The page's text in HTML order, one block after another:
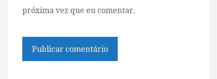
próxima vez que eu comentar.